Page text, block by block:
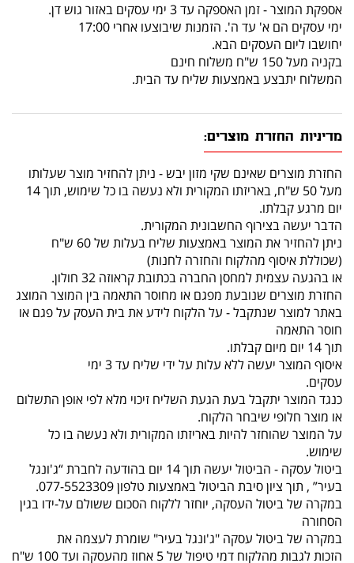
אספקת המוצר - זמן האספקה עד 3 ימי עסקים באזור גוש דן.
ימי עסקים הם א' עד ה'. הזמנות שיבוצעו אחרי 17:00
יחושבו ליום העסקים הבא.
בקניה מעל 150 ש"ח משלוח חינם
המשלוח יתבצע באמצעות שליח עד הבית.
מדיניות החזרת מוצרים:
החזרת מוצרים שאינם שקי מזון יבש - ניתן להחזיר מוצר שעלותו
מעל 50 ש"ח, באריזתו המקורית ולא נעשה בו כל שימוש, תוך 14
יום מרגע קבלתו.
הדבר יעשה בצירוף החשבונית המקורית.
ניתן להחזיר את המוצר באמצעות שליח בעלות של 60 ש"ח
(שכוללת איסוף מהלקוח והחזרה לחנות)
או בהגעה עצמית למחסן החברה בכתובת קראוזה 32 חולון.
החזרת מוצרים שנובעת מפגם או מחוסר התאמה בין המוצר המוצג
באתר למוצר שנתקבל - על הלקוח לידע את בית העסק על פגם או
חוסר התאמה
תוך 14 יום מיום קבלתו.
איסוף המוצר יעשה ללא עלות על ידי שליח עד 3 ימי
עסקים.
כנגד המוצר יתקבל בעת הגעת השליח זיכוי מלא לפי אופן התשלום
או מוצר חלופי שיבחר הלקוח.
על המוצר שהוחזר להיות באריזתו המקורית ולא נעשה בו כל
שימוש.
ביטול עסקה - הביטול יעשה תוך 14 יום בהודעה לחברת “ג'ונגל
בעיר” , תוך ציון סיבת הביטול באמצעות טלפון 077-5523309.
במקרה של ביטול העסקה, יוחזר ללקוח הסכום ששולם על-ידו בגין
הסחורה
במקרה של ביטול עסקה "ג'ונגל בעיר" שומרת לעצמה את
הזכות לגבות מהלקוח דמי טיפול של 5 אחוז מהעסקה ועד 100 ש"ח